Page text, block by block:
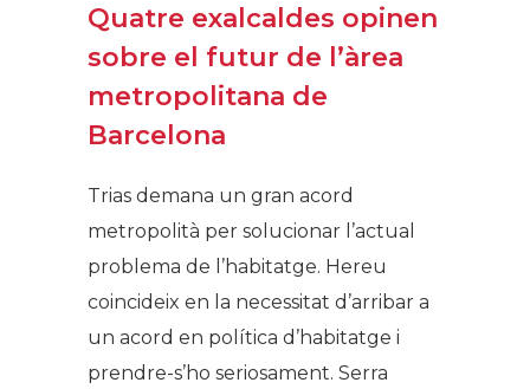
Quatre exalcaldes opinen
sobre el futur de l’àrea
metropolitana de
Barcelona
Trias demana un gran acord
metropolità per solucionar l’actual
problema de l’habitatge. Hereu
coincideix en la necessitat d’arribar a
un acord en política d’habitatge i
prendre-s’ho seriosament. Serra